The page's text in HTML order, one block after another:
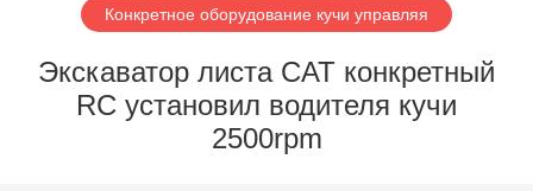
ПУТЕШЕСТВИЕ
Конкретное оборудование кучи управляя
Экскаватор листа CAT конкретный
RC установил водителя кучи
2500rpm